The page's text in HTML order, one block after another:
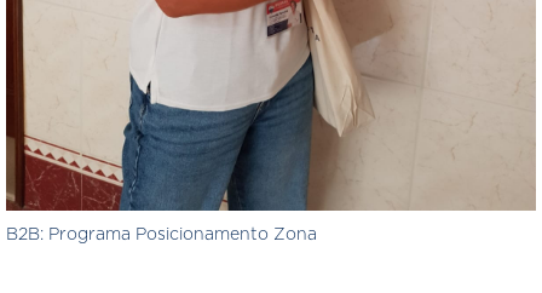
B2B: Programa Posicionamento Zona